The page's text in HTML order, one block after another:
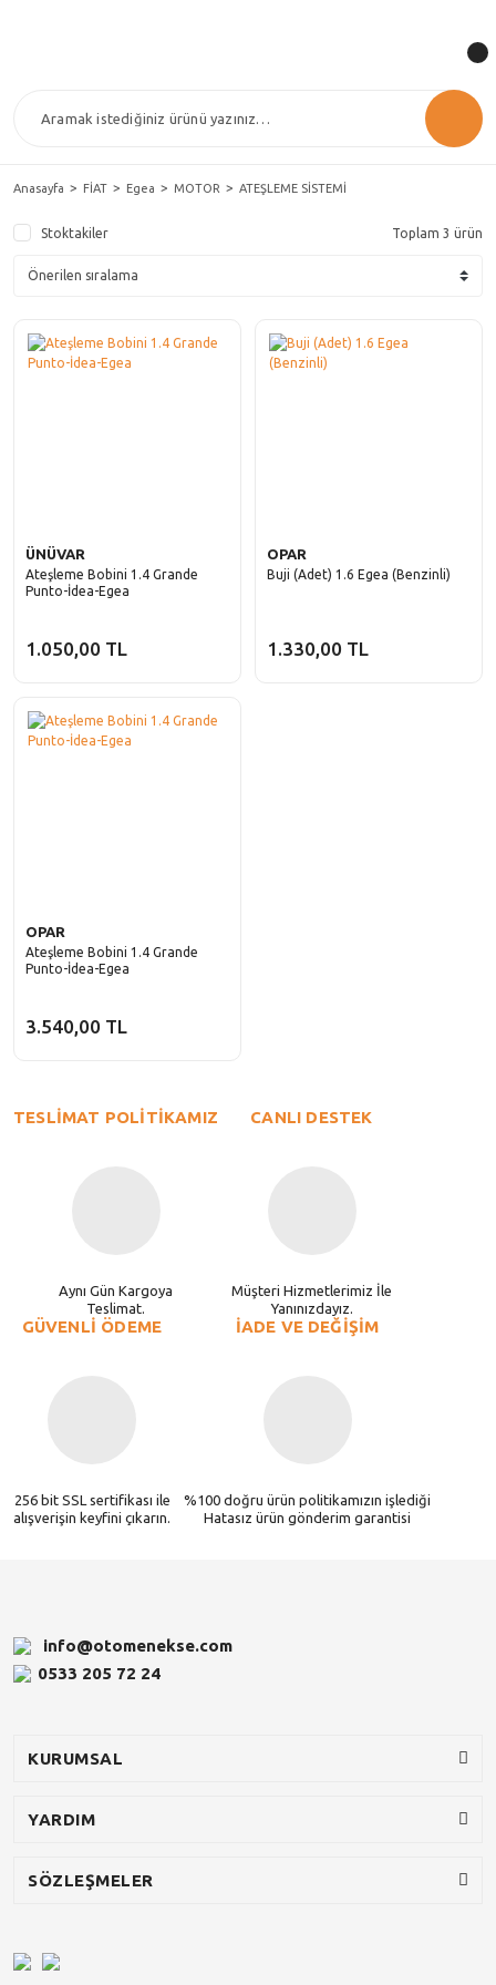
Anasayfa FİAT Egea MOTOR ATEŞLEME SİSTEMİ
Stoktakiler Toplam 3 ürün
ÜNÜVAR
Ateşleme Bobini 1.4 Grande
Punto-İdea-Egea
1.050,00 TL
OPAR
Buji (Adet) 1.6 Egea (Benzinli)
1.330,00 TL
OPAR
Ateşleme Bobini 1.4 Grande
Punto-İdea-Egea
3.540,00 TL
TESLİMAT POLİTİKAMIZ
Aynı Gün Kargoya
Teslimat.
CANLI DESTEK
Müşteri Hizmetlerimiz İle
Yanınızdayız.
GÜVENLİ ÖDEME
256 bit SSL sertifikası ile
alışverişin keyfini çıkarın.
İADE VE DEĞİŞİM
%100 doğru ürün politikamızın işlediği
Hatasız ürün gönderim garantisi
info@otomenekse.com
0533 205 72 24
KURUMSAL
YARDIM
SÖZLEŞMELER